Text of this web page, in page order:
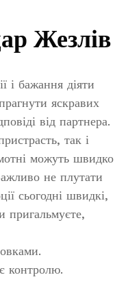
Жезлів
і бажання діяти
яскравих
від партнера.
так і
можуть швидко
не плутати
сьогодні швидкі,
пригальмуєте,
контролю.